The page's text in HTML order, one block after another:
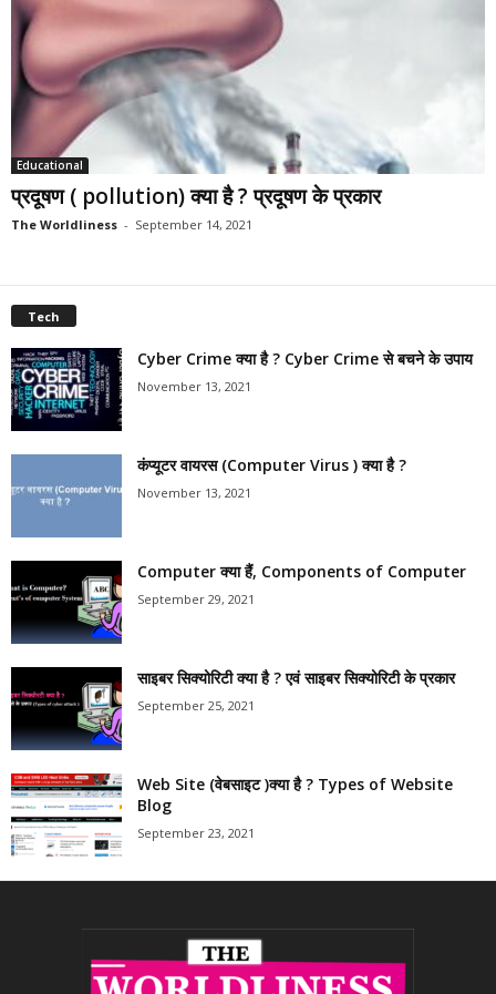
Educational
प्रदूषण ( pollution) क्या है ? प्रदूषण के प्रकार
The Worldliness - September 14, 2021
Tech
Cyber Crime क्या है ? Cyber Crime से बचने के उपाय
November 13, 2021
कंप्यूटर वायरस (Computer Virus ) क्या है ?
November 13, 2021
Computer क्या हैं, Components of Computer
September 29, 2021
साइबर सिक्योरिटी क्या है ? एवं साइबर सिक्योरिटी के प्रकार
September 25, 2021
Web Site (वेबसाइट )क्या है ? Types of Website
Blog
September 23, 2021